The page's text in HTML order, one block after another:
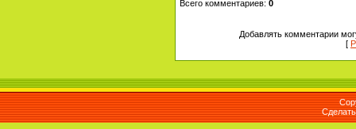
Всего комментариев: 0
Добавлять комментарии
[